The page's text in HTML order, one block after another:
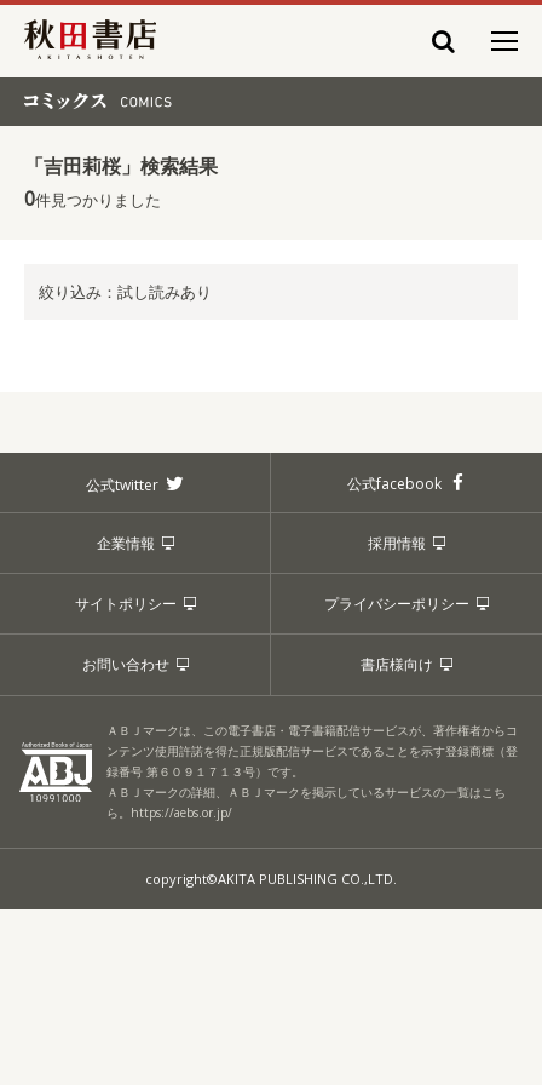
秋田書店
「吉田莉桜」検索結果
0件見つかりました
絞り込み：試し読みあり
公式twitter 公式facebook
企業情報 採用情報
サイトポリシー プライバシーポリシー
お問い合わせ 書店様向け
ＡＢＪマークは、この電子書店・電子書籍配信サービスが、著作権者からコ
ンテンツ使用許諾を得た正規版配信サービスであることを示す登録商標（登
録番号 第６０９１７１３号）です。
ＡＢＪマークの詳細、ＡＢＪマークを掲示しているサービスの一覧はこち
ら。 https://aebs.or.jp/
copyright©AKITA PUBLISHING CO.,LTD.